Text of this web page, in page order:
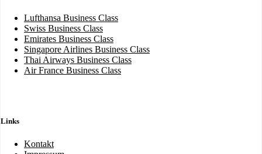
Lufthansa Business Class
Swiss Business Class
Emirates Business Class
Singapore Airlines Business Class
Thai Airways Business Class
Air France Business Class
Links
Kontakt